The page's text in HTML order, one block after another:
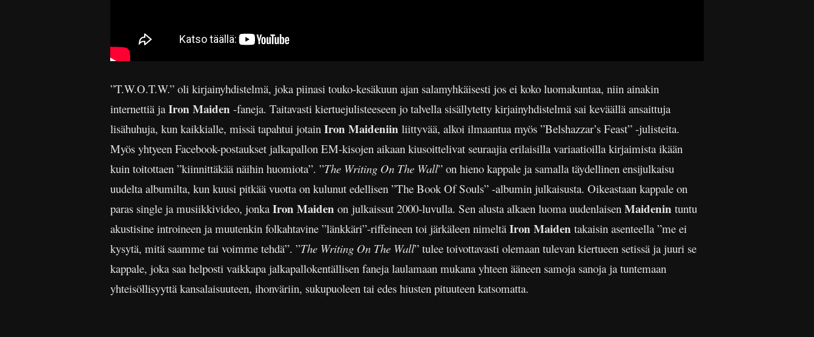
”T.W.O.T.W.” oli kirjainyhdistelmä, joka piinasi touko-kesäkuun ajan salamyhkäisesti jos ei koko luomakuntaa, niin ainakin
internettiä jaIron Maiden -faneja. Taitavasti kiertuejulisteeseen jo talvella sisällytetty kirjainyhdistelmä sai keväällä ansaittuja
lisähuhuja, kun kaikkialle, missä tapahtui jotain Iron Maideniin liittyvää, alkoi ilmaantua myös ”Belshazzar’s Feast” -julisteita.
Myös yhtyeen Facebook-postaukset jalkapallon EM-kisojen aikaan kiusoittelivat seuraajia erilaisilla variaatioilla kirjaimista ikään
kuin toitottaen ”kiinnittäkää näihin huomiota”. ”The Writing On The Wall” on hieno kappale ja samalla täydellinen ensijulkaisu
uudelta albumilta, kun kuusi pitkää vuotta on kulunut edellisen ”The Book Of Souls” -albumin julkaisusta. Oikeastaan kappale on
paras single ja musiikkivideo, jonkaIron Maiden on julkaissut 2000-luvulla. Sen alusta alkaen luoma uudenlaisen Maidenin tuntu
akustisine introineen ja muutenkin folkahtavine ”länkkäri”-riffeineen toi järkäleen nimeltäIron Maiden takaisin asenteella ”me ei
kysytä, mitä saamme tai voimme tehdä”. ”The Writing On The Wall” tulee toivottavasti olemaan tulevan kiertueen setissä ja juuri se
kappale, joka saa helposti vaikkapa jalkapallokentällisen faneja laulamaan mukana yhteen ääneen samoja sanoja ja tuntemaan
yhteisöllisyyttä kansalaisuuteen, ihonväriin, sukupuoleen tai edes hiusten pituuteen katsomatta.